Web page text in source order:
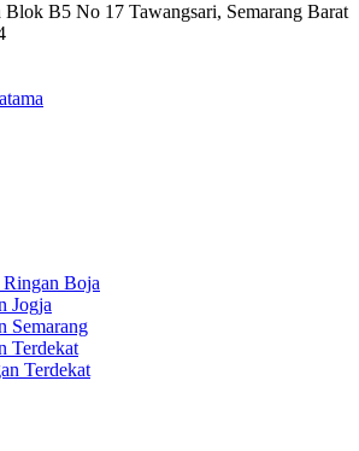
Blok B5 No 17 Tawangsari, Semarang Barat
Boja
Jogja
Semarang
Terdekat
Terdekat